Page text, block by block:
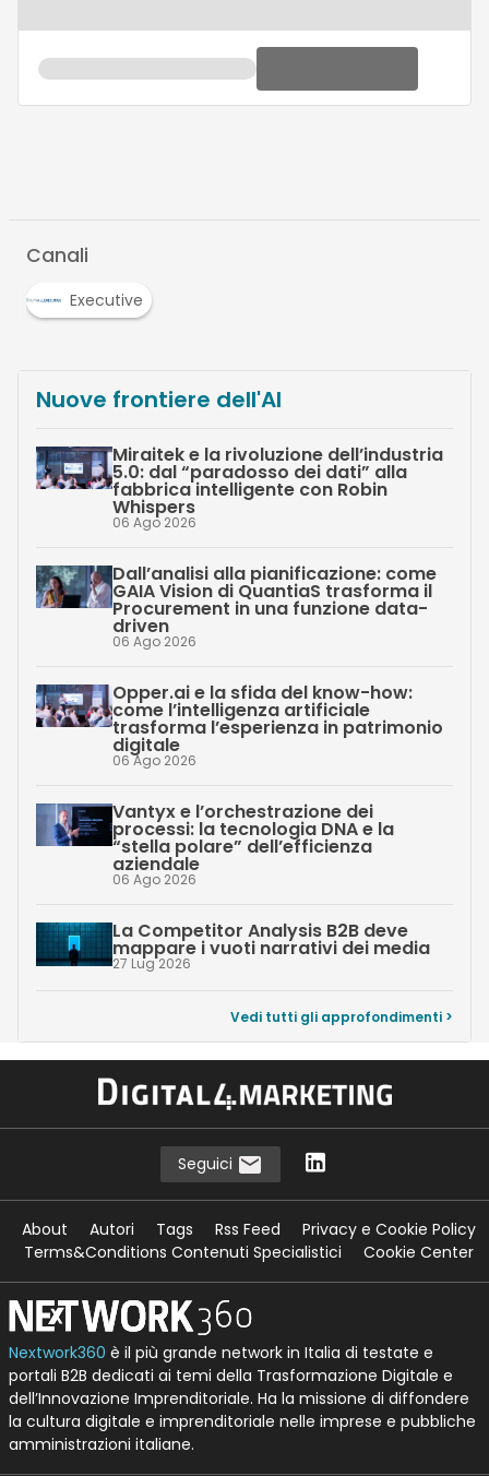
Canali
Executive
Nuove frontiere dell'AI
Miraitek e la rivoluzione dell’industria
5.0: dal “paradosso dei dati” alla
fabbrica intelligente con Robin
Whispers
06 Ago 2026
Dall’analisi alla pianificazione: come
GAIA Vision di QuantiaS trasforma il
Procurement in una funzione data-
driven
06 Ago 2026
Opper.ai e la sfida del know-how:
come l’intelligenza artificiale
trasforma l’esperienza in patrimonio
digitale
06 Ago 2026
Vantyx e l’orchestrazione dei
processi: la tecnologia DNA e la
“stella polare” dell’efficienza
aziendale
06 Ago 2026
La Competitor Analysis B2B deve
mappare i vuoti narrativi dei media
27 Lug 2026
Vedi tutti gli approfondimenti >
Seguici
About Autori Tags Rss Feed
Privacy e Cookie Policy
Terms&Conditions Contenuti Specialistici
Cookie Center
Nextwork360 è il più grande network in Italia di testate e
portali B2B dedicati ai temi della Trasformazione Digitale e
dell’Innovazione Imprenditoriale. Ha la missione di diffondere
la cultura digitale e imprenditoriale nelle imprese e pubbliche
amministrazioni italiane.